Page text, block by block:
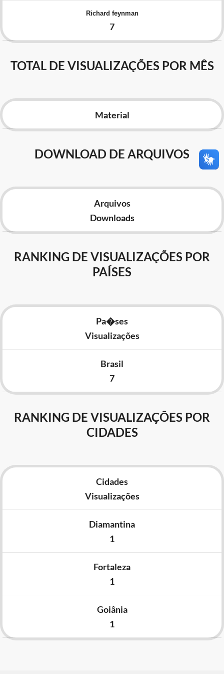
Banco Central do Brasil
Richard feynman
7
TOTAL DE VISUALIZAÇÕES POR MÊS
Material
DOWNLOAD DE ARQUIVOS
Arquivos
Downloads
RANKING DE VISUALIZAÇÕES POR
PAÍSES
Pa�ses
Visualizações
Brasil
7
RANKING DE VISUALIZAÇÕES POR
CIDADES
Cidades
Visualizações
Diamantina
1
Fortaleza
1
Goiânia
1